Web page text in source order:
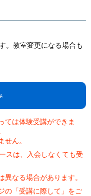
。教室変更になる場合も
ては体験受講ができま
ん。
スは、入会しなくても受
なる場合があります。
の「受講に際して」をご